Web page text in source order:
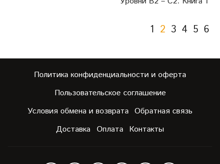
1 2 3 4 5 6
Политика конфиденциальности и оферта
Пользовательское соглашение
Условия обмена и возврата Обратная связь
Доставка Оплата Контакты